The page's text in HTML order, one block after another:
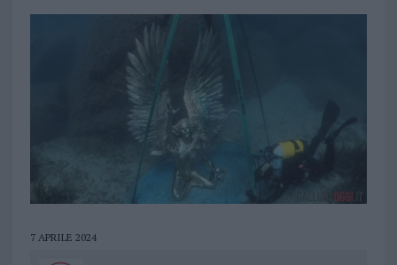
7 APRILE 2024